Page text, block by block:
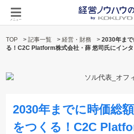
メニュー
TOP > 記事一覧 > 経営・財務 > 2030年まで
る！C2C Platform株式会社・薛 悠司氏にイン
2030年までに時価総
をつくる！C2C